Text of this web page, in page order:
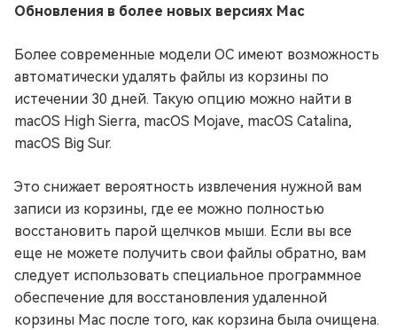
Обновления в более новых версиях Mac
Более современные модели ОС имеют возможность
автоматически удалять файлы из корзины по
истечении 30 дней. Такую опцию можно найти в
macOS High Sierra, macOS Mojave, macOS Catalina,
macOS Big Sur.
Это снижает вероятность извлечения нужной вам
записи из корзины, где ее можно полностью
восстановить парой щелчков мыши. Если вы все
еще не можете получить свои файлы обратно, вам
следует использовать специальное программное
обеспечение для восстановления удаленной
корзины Mac после того, как корзина была очищена.